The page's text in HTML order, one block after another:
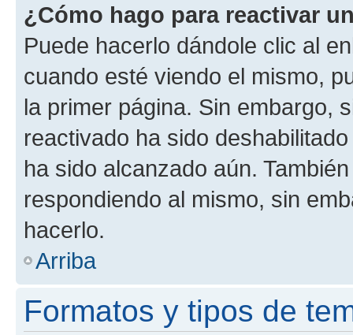
¿Cómo hago para reactivar
Puede hacerlo dándole clic al
cuando esté viendo el mismo,
la primer página. Sin embargo,
reactivado ha sido
ha sido alcanzado aún.
respondiendo al mismo, sin
hacerlo.
Arriba
Formatos y tipos de